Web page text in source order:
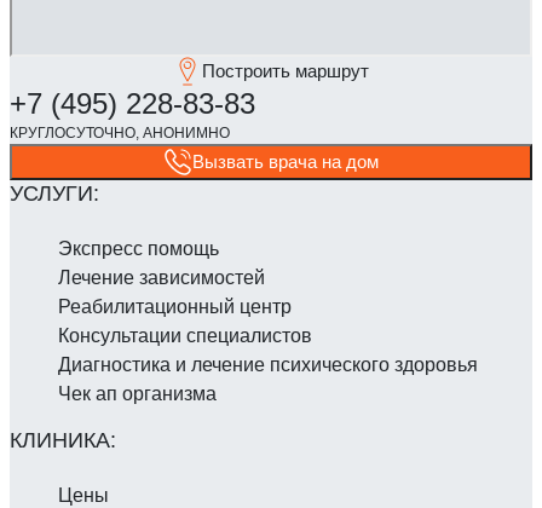
Построить маршрут
Вызвать врача на дом
Экспресс помощь
Лечение зависимостей
Реабилитаци­онный центр
Консультации специалистов
Диагностика и лечение психического здоровья
Чек ап организма
Цены